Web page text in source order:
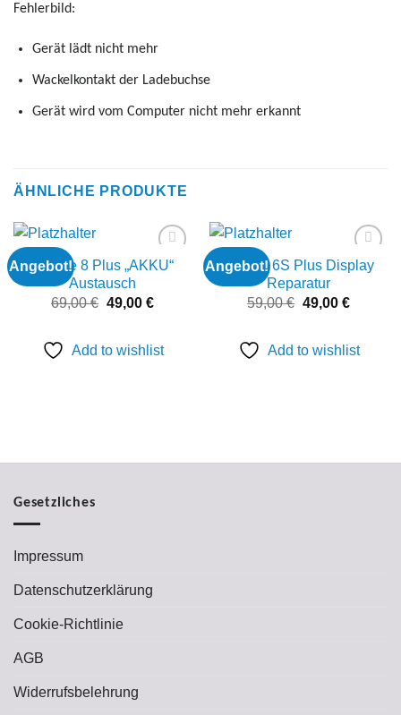
Fehlerbild:
Gerät lädt nicht mehr
Wackelkontakt der Ladebuchse
Gerät wird vom Computer nicht mehr erkannt
ÄHNLICHE PRODUKTE
Angebot!
Add to
iPhone 8 Plus „AKKU“
Austausch
69,00€ Ursprünglicher
69,00 €
49,00 €Aktueller
49,00 €.
Add to wishlist
Angebot!
Add to
iPhone 6S Plus Display
Reparatur
59,00€ Ursprünglicher
59,00 €
49,00 €
49,00 €.
Add to wishlist
Gesetzliches
Impressum
Datenschutzerklärung
Cookie-Richtlinie
AGB
Widerrufsbelehrung